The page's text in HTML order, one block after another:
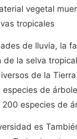
vegetal
tropicales
de lluvia, la
la selva
de la
de
especies de
es